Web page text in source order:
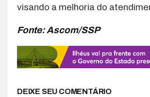
visando a melhoria do
Fonte: Ascom/SSP
DEIXE SEU COMENTÁRIO